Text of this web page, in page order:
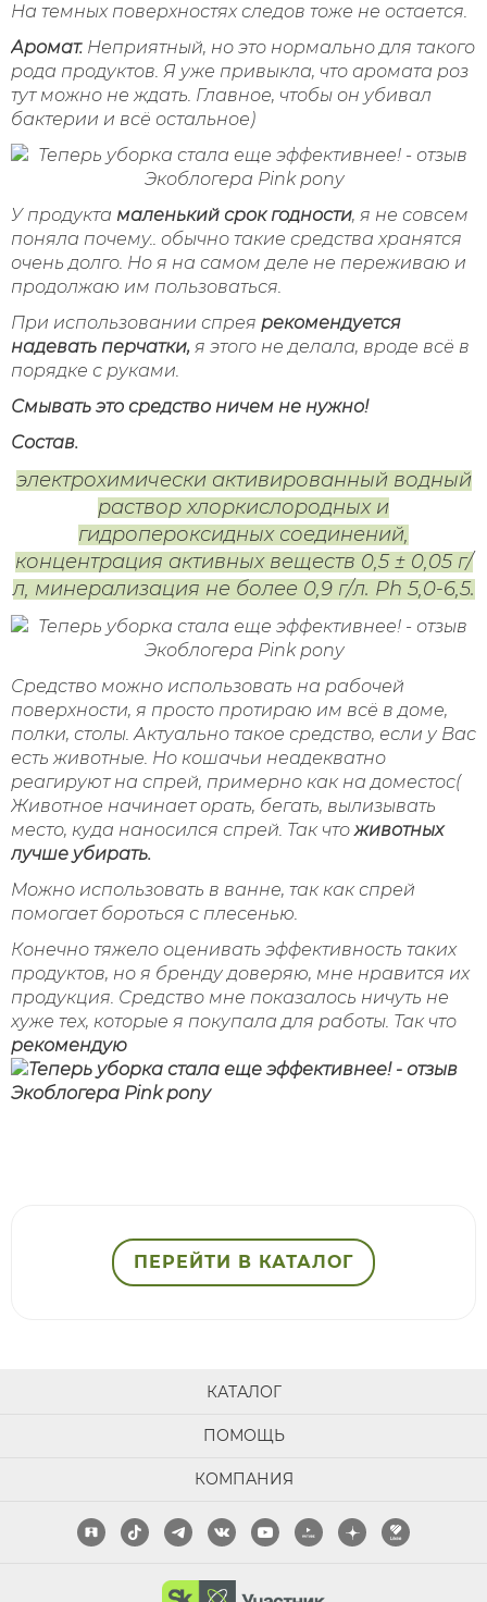
На темных поверхностях следов тоже не остается.
Аромат. Неприятный, но это нормально для такого
рода продуктов. Я уже привыкла, что аромата роз
тут можно не ждать. Главное, чтобы он убивал
бактерии и всё остальное)
У продукта маленький срок годности, я не совсем
поняла почему.. обычно такие средства хранятся
очень долго. Но я на самом деле не переживаю и
продолжаю им пользоваться.
При использовании спрея рекомендуется
надевать перчатки, я этого не делала, вроде всё в
порядке с руками.
Смывать это средство ничем не нужно!
Состав.
электрохимически активированный водный
раствор хлоркислородных и
гидропероксидных соединений,
концентрация активных веществ 0,5 ± 0,05 г/
л, минерализация не более 0,9 г/л. Ph 5,0-6,5.
Средство можно использовать на рабочей
поверхности, я просто протираю им всё в доме,
полки, столы. Актуально такое средство, если у Вас
есть животные. Но кошачьи неадекватно
реагируют на спрей, примерно как на доместос(
Животное начинает орать, бегать, вылизывать
место, куда наносился спрей. Так чтоживотных
лучше убирать.
Можно использовать в ванне, так как спрей
помогает бороться с плесенью.
Конечно тяжело оценивать эффективность таких
продуктов, но я бренду доверяю, мне нравится их
продукция. Средство мне показалось ничуть не
хуже тех, которые я покупала для работы. Так что
рекомендую
ПЕРЕЙТИ В КАТАЛОГ
КАТАЛОГ
ПОМОЩЬ
КОМПАНИЯ